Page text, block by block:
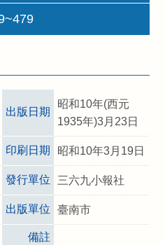
出版日期
昭和10年(西元
1935年)3月23日
印刷日期 昭和10年3月19日
發行單位 三六九小報社
出版單位 臺南市
備註